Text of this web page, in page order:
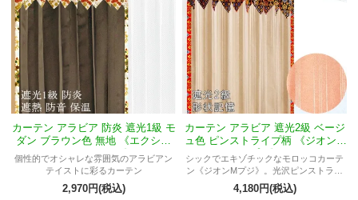
カーテン アラビア 防炎 遮光1級 モ
ダン ブラウン色 無地 《エクシー
ドMラサーニャ》
個性的でオシャレな雰囲気のアラビアン
テイストに彩るカーテン
2,970円(税込)
カーテン アラビア 遮光2級 ベージ
ュ色 ピンストライプ柄 《ジオンM
プジ》
シックでエキゾチックなモロッコカーテ
ン《ジオンMプジ》。光沢ピンストライ
プ柄遮光2級。フェズ王宮をイメージした
デザイン。高品質・形状記憶加工で長持
4,180円(税込)